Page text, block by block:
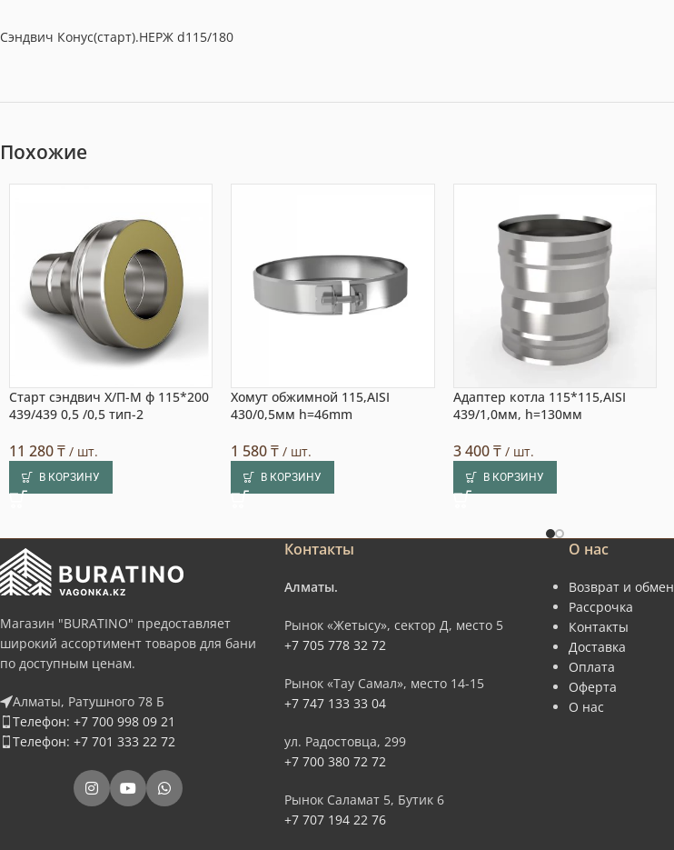
Сэндвич Конус(старт).НЕРЖ d115/180
Похожие
Старт сэндвич Х/П-М ф 115*200
439/439 0,5 /0,5 тип-2
11 280₸ / шт.
В КОРЗИНУ
Хомут обжимной 115,AISI
430/0,5мм h=46mm
1 580₸ / шт.
В КОРЗИНУ
Адаптер котла 115*115,AISI
439/1,0мм, h=130мм
3 400₸/ шт.
В КОРЗИНУ
Магазин "BURATINO" предоставляет
широкий ассортимент товаров для бани
по доступным ценам.
Алматы, Ратушного 78 Б
Телефон: +7 700 998 09 21
Телефон: +7 701 333 22 72
Контакты
Алматы.
Рынок «Жетысу», сектор Д, место 5
+7 705 778 32 72
Рынок «Тау Самал», место 14-15
+7 747 133 33 04
ул. Радостовца, 299
+7 700 380 72 72
Рынок Саламат 5, Бутик 6
+7 707 194 22 76
О нас
Возврат и обмен
Рассрочка
Контакты
Доставка
Оплата
Оферта
О нас